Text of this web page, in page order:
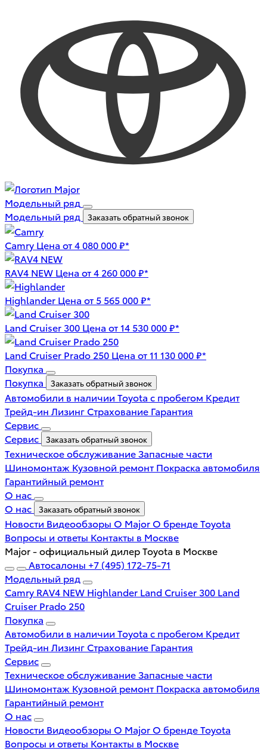
Модельный ряд
Модельный ряд
Заказать обратный звонок
Camry Цена от 4 080 000 ₽*
RAV4 NEW Цена от 4 260 000 ₽*
Highlander Цена от 5 565 000 ₽*
Land Cruiser 300 Цена от 14 530 000 ₽*
Land Cruiser Prado 250 Цена от 11 130 000 ₽*
Покупка
Покупка
Заказать обратный звонок
Автомобили в наличии Toyota с пробегом Кредит
Трейд-ин Лизинг Страхование Гарантия
Сервис
Сервис
Заказать обратный звонок
Техническое обслуживаниеЗапасные части
Шиномонтаж Кузовной ремонт Покраска автомобиля
Гарантийный ремонт
О нас
О нас
Заказать обратный звонок
Новости Видеообзоры О Major О бренде Toyota
Вопросы и ответы Контакты в Москве
Major - официальный дилер Toyota в Москве
Автосалоны +7 (495) 172-75-71
Модельный ряд
Camry RAV4 NEW Highlander Land Cruiser 300 Land
Cruiser Prado 250
Покупка
Автомобили в наличии Toyota с пробегом Кредит
Трейд-ин Лизинг Страхование Гарантия
Сервис
Техническое обслуживаниеЗапасные части
Шиномонтаж Кузовной ремонт Покраска автомобиля
Гарантийный ремонт
О нас
Новости Видеообзоры О Major О бренде Toyota
Вопросы и ответы Контакты в Москве